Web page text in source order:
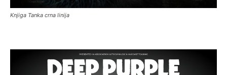
Knjiga Tanka crna linija